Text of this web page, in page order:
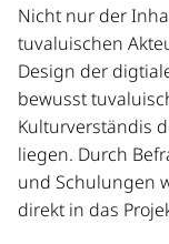
Nicht nur der
tuvaluischen
Design der
bewusst
Kulturverständis
liegen. Durch
und Schulungen
direkt in das